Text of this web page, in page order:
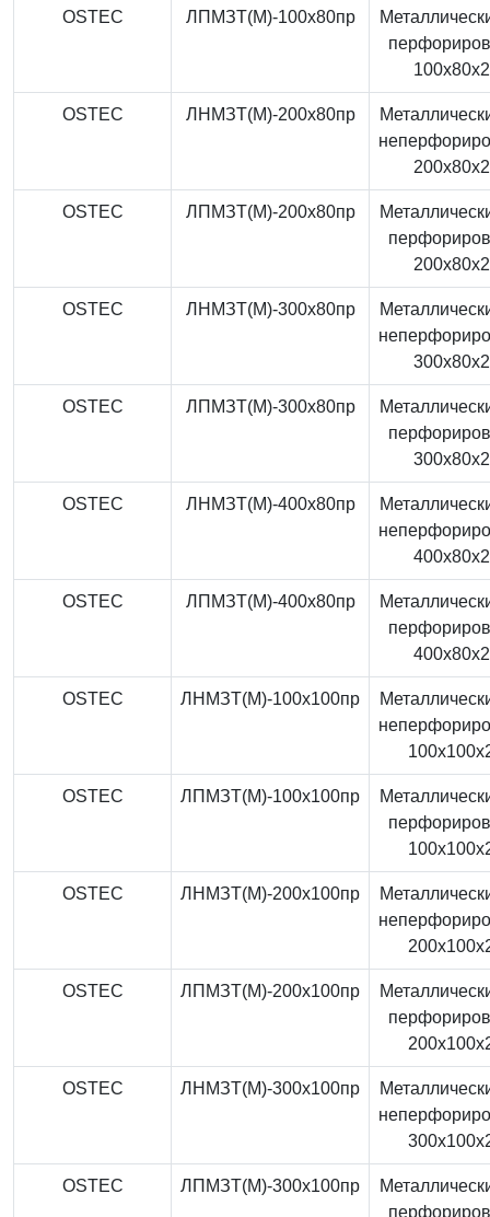
OSTEC ЛПМЗТ(М)-100x80пр
OSTEC ЛНМЗТ(М)-200x80пр
OSTEC ЛПМЗТ(М)-200x80пр
OSTEC ЛНМЗТ(М)-300x80пр
OSTEC ЛПМЗТ(М)-300x80пр
OSTEC ЛНМЗТ(М)-400x80пр
OSTEC ЛПМЗТ(М)-400x80пр
OSTEC ЛНМЗТ(М)-100x100пр
OSTEC ЛПМЗТ(М)-100x100пр
OSTEC ЛНМЗТ(М)-200x100пр
OSTEC ЛПМЗТ(М)-200x100пр
OSTEC ЛНМЗТ(М)-300x100пр
OSTEC ЛПМЗТ(М)-300x100пр